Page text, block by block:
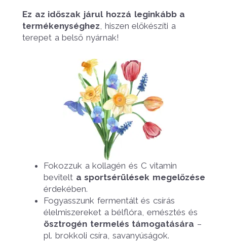
Ez az időszak járul hozzá leginkább a
termékenységhez , hiszen előkészíti a
terepet a belső nyárnak!
Fokozzuk a kollagén és C vitamin
bevitelt a sportsérülések megelőzése
érdekében.
Fogyasszunk fermentált és csírás
élelmiszereket a bélflóra, emésztés és
ösztrogén termelés támogatására –
pl. brokkoli csíra, savanyúságok.